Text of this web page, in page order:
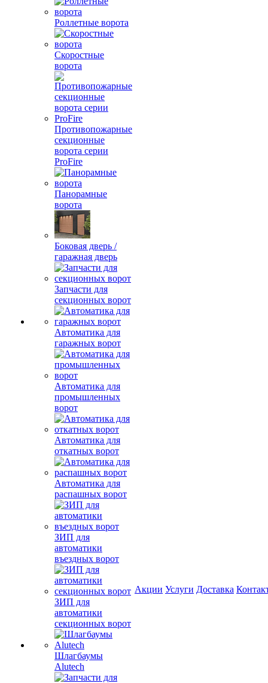
Роллетные ворота
Скоростные
ворота
Противопожарные
секционные
ворота серии
ProFire
Панорамные
ворота
Боковая дверь /
гаражная дверь
Запчасти для
секционных ворот
Автоматика для
гаражных ворот
Автоматика для
промышленных
ворот
Автоматика для
откатных ворот
Автоматика для
распашных ворот
ЗИП для
автоматики
въездных ворот
ЗИП для
автоматики
секционных ворот
Шлагбаумы
Alutech
Акции Услуги Доставка